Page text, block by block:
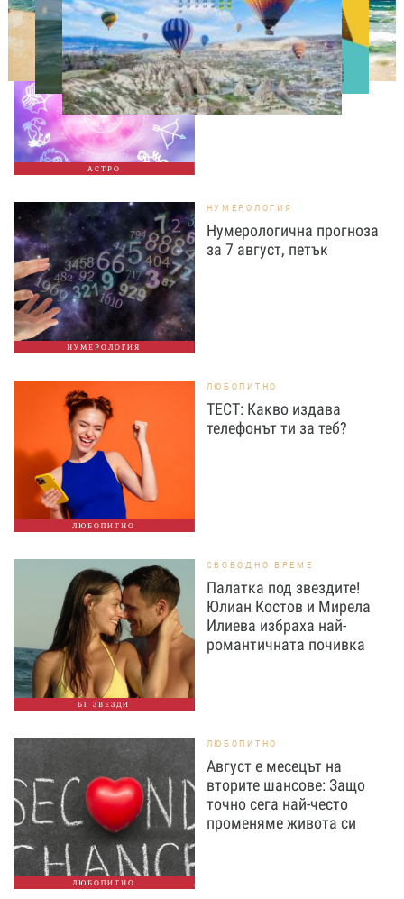
АСТРО
АСТРОЛОГИЯ
Дневен хороскоп за 7
август, петък
НУМЕРОЛОГИЯ
НУМЕРОЛОГИЯ
Нумерологична прогноза
за 7 август, петък
ЛЮБОПИТНО
ЛЮБОПИТНО
ТЕСТ: Какво издава
телефонът ти за теб?
БГ ЗВЕЗДИ
СВОБОДНО ВРЕМЕ
Палатка под звездите!
Юлиан Костов и Мирела
Илиева избраха най-
романтичната почивка
ЛЮБОПИТНО
ЛЮБОПИТНО
Август е месецът на
вторите шансове: Защо
точно сега най-често
променяме живота си